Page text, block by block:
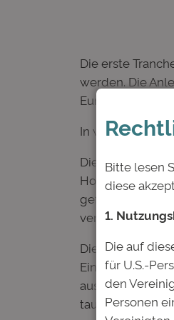
Die erste
werden. Die
Euro emittiert
In was
Die Deutsche
Hochschule im
geförderten
vernetzt und
Die
Einkommen
ausschließt.
tausend
Bitte lesen
diese
1.
Die auf
für U.S.-
den
Personen